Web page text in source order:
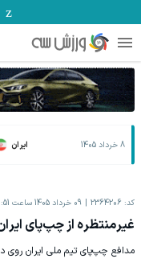
8 خرداد 1405 ایران
کد: 2364206 09 خرداد 1405 ساعت 01:51
غیرمنتظره از چپ‌پای ایران:
مدافع چپ‌پای تیم ملی ایران روی